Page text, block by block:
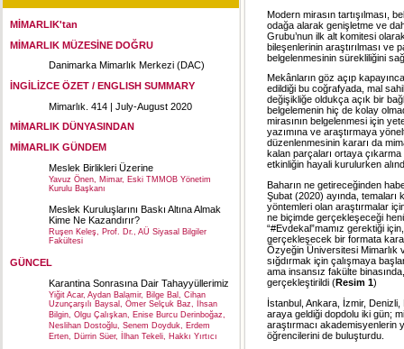
MİMARLIK'tan
MİMARLIK MÜZESİNE DOĞRU
Danimarka Mimarlık Merkezi (DAC)
İNGİLİZCE ÖZET / ENGLISH SUMMARY
Mimarlık. 414 | July-August 2020
MİMARLIK DÜNYASINDAN
MİMARLIK GÜNDEM
Meslek Birlikleri Üzerine
Yavuz Önen, Mimar, Eski TMMOB Yönetim
Kurulu Başkanı
Meslek Kuruluşlarını Baskı Altına Almak
Kime Ne Kazandırır?
Ruşen Keleş, Prof. Dr., AÜ Siyasal Bilgiler
Fakültesi
GÜNCEL
Karantina Sonrasına Dair Tahayyüllerimiz
Yiğit Acar, Aydan Balamir, Bilge Bal, Cihan
Uzunçarşılı Baysal, Ömer Selçuk Baz, İhsan
Bilgin, Olgu Çalışkan, Enise Burcu Derinboğaz,
Neslihan Dostoğlu, Senem Doyduk, Erdem
Erten, Dürrin Süer, İlhan Tekeli, Hakkı Yırtıcı
Modern mirasın tartışılması,
odağa alarak genişletme ve
Grubu’nun ilk alt komitesi
bileşenlerinin araştırılması ve
belgelenmesinin sürekliliğini
Mekânların göz açıp
edildiği bu coğrafyada, mal
değişikliğe oldukça açık bir
belgelemenin hiç de kolay
mirasının belgelenmesi için
yazımına ve araştırmaya
düzenlenmesinin kararı da
kalan parçaları ortaya
etkinliğin hayali kurulurken
Baharın ne getireceğinden
Şubat (2020) ayında,
yöntemleri olan araştırmalar
ne biçimde gerçekleşeceği
“#Evdekal”mamız gerektiği
gerçekleşecek bir formata
Özyeğin Üniversitesi Mimarlık
sığdırmak için çalışmaya
ama insansız fakülte
gerçekleştirildi (Resim 1)
İstanbul, Ankara, İzmir, Denizli,
araya geldiği dopdolu iki gün;
araştırmacı akademisyenlerin
öğrencilerini de buluşturdu.